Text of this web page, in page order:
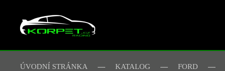
Skip to main content
ÚVODNÍ STRÁNKA KATALOG FORD